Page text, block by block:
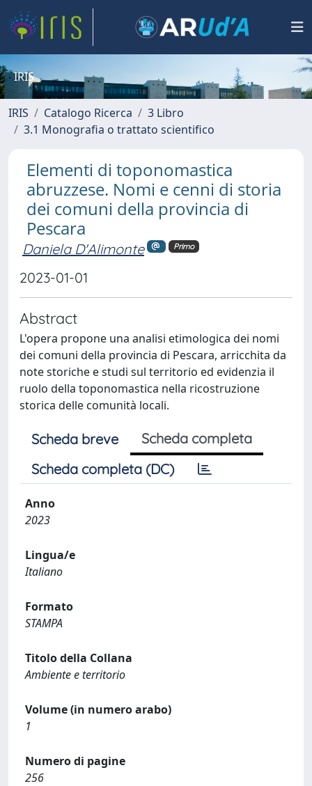
IRIS
IRIS Catalogo Ricerca
3 Libro
3.1 Monografia o trattato scientifico
Elementi di toponomastica
abruzzese. Nomi e cenni di storia
dei comuni della provincia di
Pescara
Daniela D'Alimonte Primo
2023-01-01
Abstract
L'opera propone una analisi etimologica dei nomi
dei comuni della provincia di Pescara, arricchita da
note storiche e studi sul territorio ed evidenzia il
ruolo della toponomastica nella ricostruzione
storica delle comunità locali.
Scheda breve
Scheda completa
Scheda completa (DC)
Anno
2023
Lingua/e
Italiano
Formato
STAMPA
Titolo della Collana
Ambiente e territorio
Volume (in numero arabo)
1
Numero di pagine
256